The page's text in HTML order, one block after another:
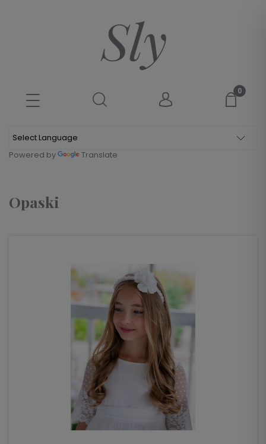
Powered by Translate
Opaski
DO KOSZYKA